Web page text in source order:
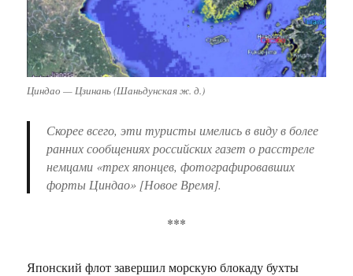
Циндао — Цзинань (Шаньдунская ж. д.)
Скорее всего, эти туристы имелись в виду в более
ранних сообщениях российских газет о расстреле
немцами «трех японцев, фотографировавших
форты Циндао» [Новое Время].
***
Японский флот завершил морскую блокаду бухты